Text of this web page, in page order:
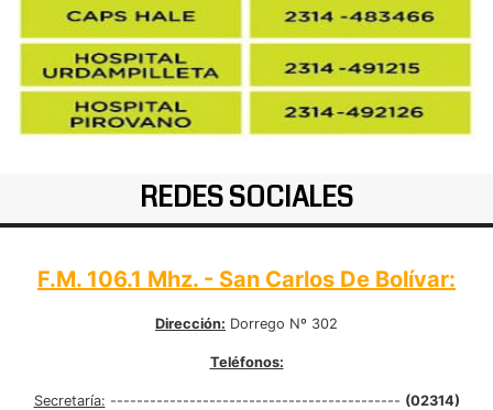
REDES SOCIALES
F.M. 106.1 Mhz. - San Carlos De Bolívar:
Dirección: Dorrego Nº 302
Teléfonos:
Secretaría: -------------------------------------------- (02314)